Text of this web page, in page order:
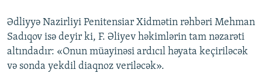
Ədliyyə Nazirliyi Penitensiar Xidmətin rəhbəri Mehman
Sadıqov isə deyir ki, F. Əliyev həkimlərin tam nəzarəti
altındadır: «Onun müayinəsi ardıcıl həyata keçiriləcək
və sonda yekdil diaqnoz veriləcək».